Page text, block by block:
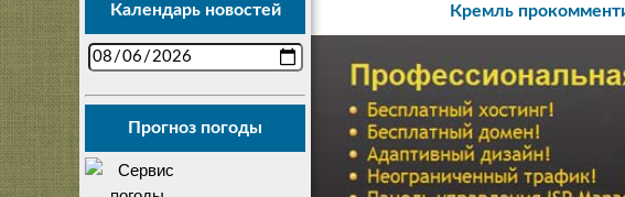
Календарь новостей
Прогноз погоды
Кремль